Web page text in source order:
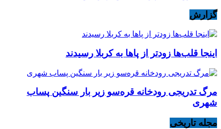
گزارش
اینجا قلب‌ها زودتر از پاها به کربلا رسیدند
مرگ تدریجی رودخانه قره‌سو زیر بار سنگین پساب
شهری
مجله تاریخی